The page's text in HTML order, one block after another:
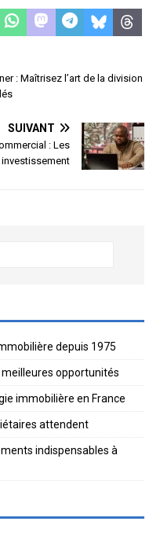
: Maîtrisez l’art de la division
SUIVANT
: Les
depuis 1975
opportunités
immobilière en France
attendent
indispensables à